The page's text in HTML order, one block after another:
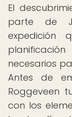
El
parte de
expedición
necesarios
Antes de
Roggeveen
con los